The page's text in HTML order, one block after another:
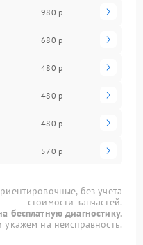
980 р
680 р
480 р
480 р
480 р
570 р
без учета
стоимости запчастей.
бесплатную диагностику.
на неисправность.